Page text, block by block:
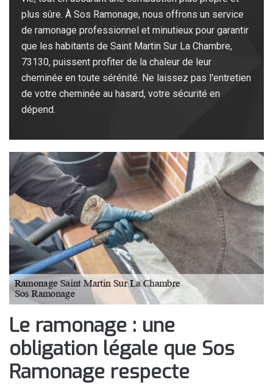
plus sûre. À Sos Ramonage, nous offrons un service
de ramonage professionnel et minutieux pour garantir
que les habitants de Saint Martin Sur La Chambre,
73130, puissent profiter de la chaleur de leur
cheminée en toute sérénité. Ne laissez pas l'entretien
de votre cheminée au hasard, votre sécurité en
dépend.
Le ramonage : une
obligation légale que Sos
Ramonage respecte